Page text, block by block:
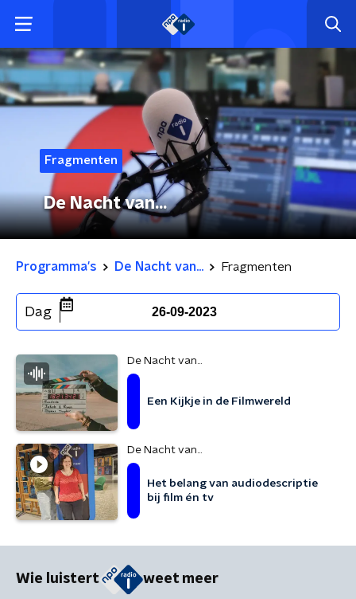
Fragmenten
De Nacht van...
Programma's De Nacht van... Fragmenten
Dag 26-09-2023
De Nacht van...
Een Kijkje in de Filmwereld
De Nacht van...
Het belang van audiodescriptie
bij film én tv
Wie luistert weet meer